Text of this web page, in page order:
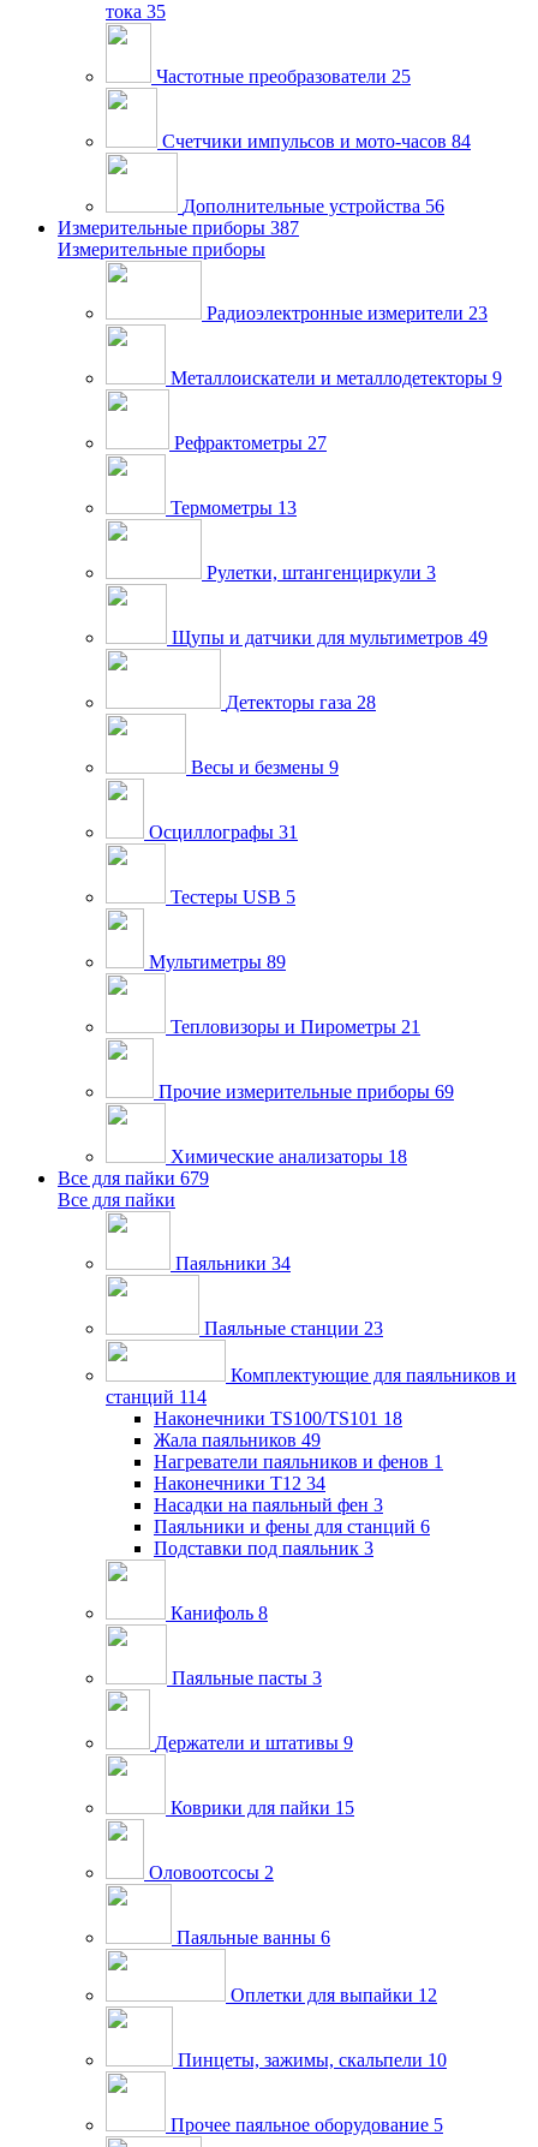
тока 35
Частотные преобразователи 25
Счетчики импульсов и мото-часов 84
Дополнительные устройства 56
Измерительные приборы 387
Измерительные приборы
Радиоэлектронные измерители 23
Металлоискатели и металлодетекторы 9
Рефрактометры 27
Термометры 13
Рулетки, штангенциркули 3
Щупы и датчики для мультиметров 49
Детекторы газа 28
Весы и безмены 9
Осциллографы 31
Тестеры USB 5
Мультиметры 89
Тепловизоры и Пирометры 21
Прочие измерительные приборы 69
Химические анализаторы 18
Все для пайки 679
Все для пайки
Паяльники 34
Паяльные станции 23
Комплектующие для паяльников и
станций 114
Наконечники TS100/TS101 18
Жала паяльников 49
Нагреватели паяльников и фенов 1
Наконечники T12 34
Насадки на паяльный фен 3
Паяльники и фены для станций 6
Подставки под паяльник 3
Канифоль 8
Паяльные пасты 3
Держатели и штативы 9
Коврики для пайки 15
Оловоотсосы 2
Паяльные ванны 6
Оплетки для выпайки 12
Пинцеты, зажимы, скальпели 10
Прочее паяльное оборудование 5